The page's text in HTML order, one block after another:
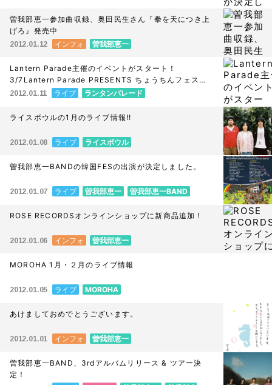
曽我部恵一参加曲収録、奥田民生さん『拳を天につき上
げろ』発売中
2012.01.12 インフォ 曽我部恵一
Lantern Parade主催のイベントがスタート！
3/7Lantern Parade PRESENTS ちょうちんフェスタ
vol.1＠渋谷O-nest
2012.01.11 ライブ ランタンパレード
ライスボウルの1月のライブ情報!!
2012.01.08 ライブ ライスボウル
曽我部恵一BANDの韓国FESの出演が決定しました。
2012.01.07 ライブ 曽我部恵一 曽我部恵一BAND
ROSE RECORDSオンラインショップに新商品追加！
2012.01.06 インフォ 曽我部恵一
MOROHA 1月・２月のライブ情報
2012.01.05 ライブ MOROHA
あけましておめでとうございます。
2012.01.01 インフォ 曽我部恵一
曽我部恵一BAND、3rdアルバムリリース & ツアー決
定！